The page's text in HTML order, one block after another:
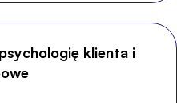
klienta i